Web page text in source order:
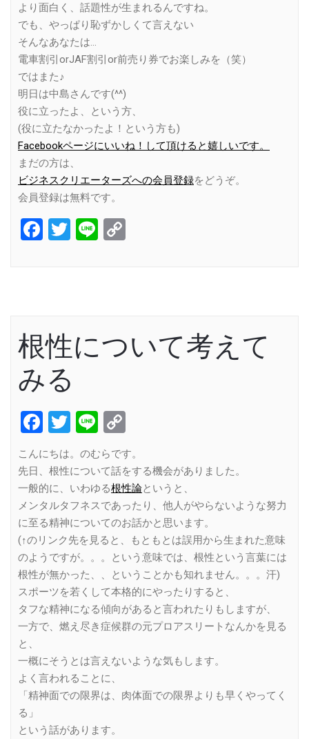
より面白く、話題性が生まれるんですね。
でも、やっぱり恥ずかしくて言えない
そんなあなたは…
電車割引orJAF割引or前売り券でお楽しみを（笑）
ではまた♪
明日は中島さんです(^^)
役に立ったよ、という方、
(役に立たなかったよ！という方も)
Facebookページにいいね！して頂けると嬉しいです。
まだの方は、
ビジネスクリエーターズへの会員登録をどうぞ。
会員登録は無料です。
Facebook
Twitter
Line
根性について考えて
みる
Facebook
Twitter
Line
Link
こんにちは。のむらです。
先日、根性について話をする機会がありました。
一般的に、いわゆる根性論というと、
メンタルタフネスであったり、他人がやらないような努力
に至る精神についてのお話かと思います。
(↑のリンク先を見ると、もともとは誤用から生まれた意味
のようですが。。。という意味では、根性という言葉には
根性が無かった、、ということかも知れません。。。汗)
スポーツを若くして本格的にやったりすると、
タフな精神になる傾向があると言われたりもしますが、
一方で、燃え尽き症候群の元プロアスリートなんかを見る
と、
一概にそうとは言えないような気もします。
よく言われることに、
「精神面での限界は、肉体面での限界よりも早くやってく
る」
という話があります。